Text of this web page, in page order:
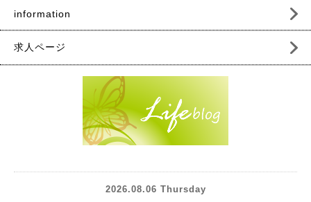
information
求人ページ
2026.08.06 Thursday